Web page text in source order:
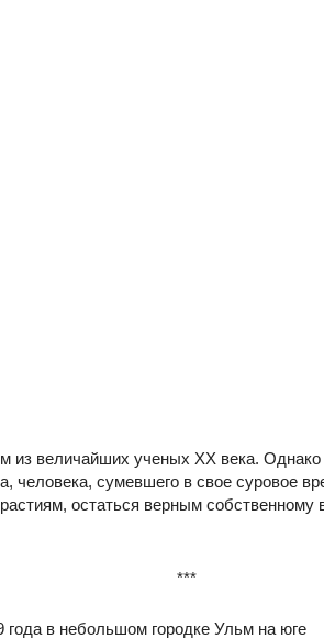
из величайших ученых ХХ века. Однако
человека, сумевшего в свое суровое
остаться верным собственному
***
в небольшом городке Ульм на юге